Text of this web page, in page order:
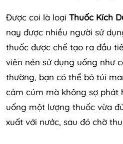
Được coi là loại Thuốc Kích
nay được nhiều người sử
thuốc được chế tạo ra đầu
viên nén sử dụng uống như
thường, bạn có thể bỏ túi
cảm cúm mà không sợ phát
uống một lượng thuốc vừa
xuất với nước, sau đó chờ